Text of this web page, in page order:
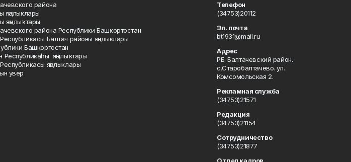
района
яңалыклары
яңылыҡтары
района Республики Башкортостан
Балтач районы яңалыклары
Башкортостан
Республикаһы яңылыҡтары
яңалыклары
увер
Телефон
(34753)20112
Эл. почта
bt1931@mail.ru
Адрес
РБ. Балтачевский район.
с.Старобалтачево. ул.
Комсомольская 2.
Рекламная служба
(34753)21571
Редакция
(34753)21154
Сотрудничество
(34753)21877